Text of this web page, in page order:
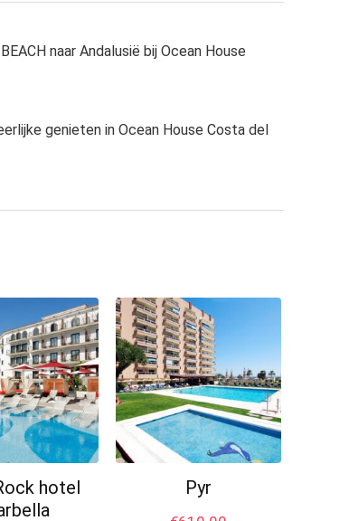
naar Andalusië bij Ocean House
genieten in Ocean House Costa del
hotel
Pyr